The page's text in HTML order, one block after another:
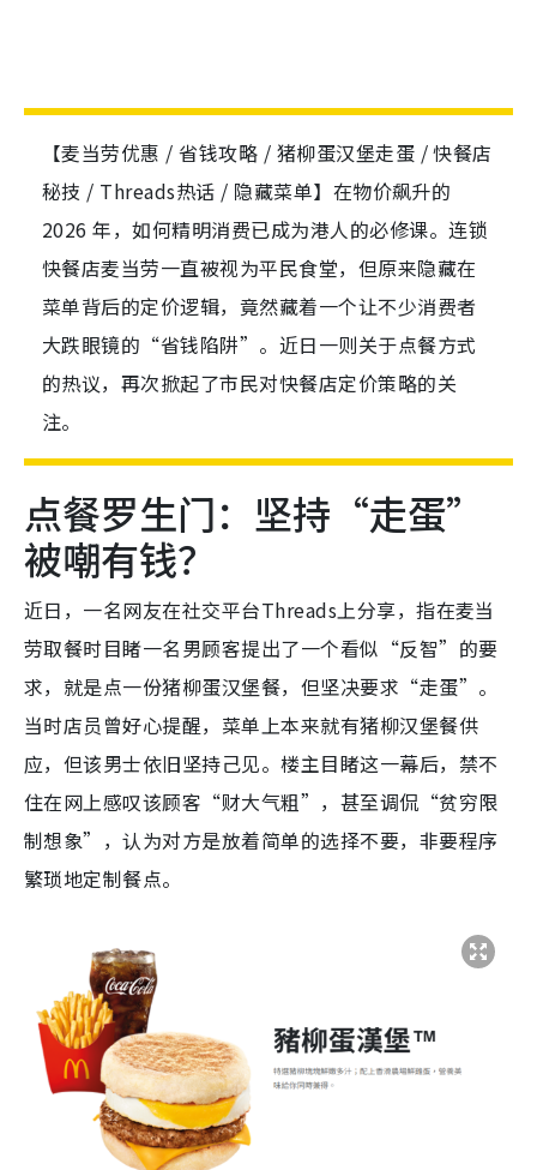
【麦当劳优惠 / 省钱攻略 / 猪柳蛋汉堡走蛋 / 快餐店
秘技 / Threads热话 / 隐藏菜单】在物价飙升的
2026 年，如何精明消费已成为港人的必修课。连锁
快餐店麦当劳一直被视为平民食堂，但原来隐藏在
菜单背后的定价逻辑，竟然藏着一个让不少消费者
大跌眼镜的“省钱陷阱”。近日一则关于点餐方式
的热议，再次掀起了市民对快餐店定价策略的关
注。
点餐罗生门：坚持“走蛋”
被嘲有钱？
近日，一名网友在社交平台Threads上分享，指在麦当
劳取餐时目睹一名男顾客提出了一个看似“反智”的要
求，就是点一份猪柳蛋汉堡餐，但坚决要求“走蛋”。
当时店员曾好心提醒，菜单上本来就有猪柳汉堡餐供
应，但该男士依旧坚持己见。楼主目睹这一幕后，禁不
住在网上感叹该顾客“财大气粗”，甚至调侃“贫穷限
制想象”，认为对方是放着简单的选择不要，非要程序
繁琐地定制餐点。